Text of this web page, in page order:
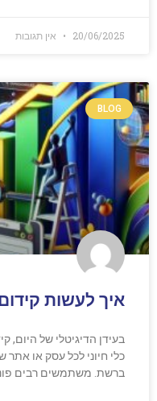
20/06/2025 אין תגובות
BLOG
איך לעשות
בעידן הדיגיטלי של היום,
כלי חיוני לכל עסק או אתר
ברשת. משתמשים רבים